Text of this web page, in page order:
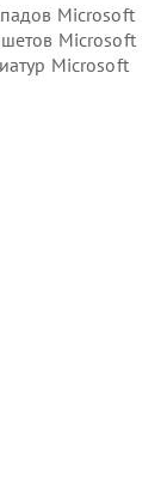
Microsoft
Microsoft
Microsoft